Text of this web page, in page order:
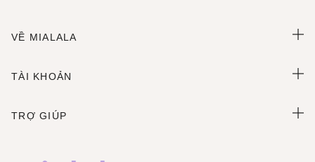
VỀ MIALALA
TÀI KHOẢN
TRỢ GIÚP